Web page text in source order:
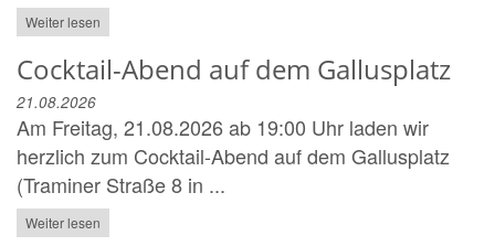
Weiter lesen
Cocktail-Abend auf dem Gallusplatz
21.08.2026
Am Freitag, 21.08.2026 ab 19:00 Uhr laden wir
herzlich zum Cocktail-Abend auf dem Gallusplatz
(Traminer Straße 8 in ...
Weiter lesen